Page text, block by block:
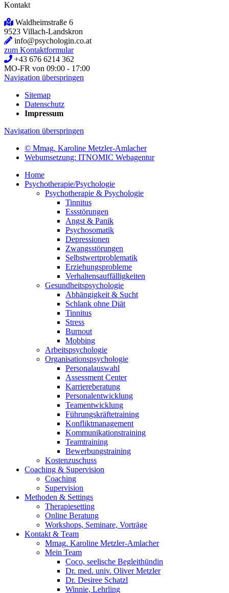
Kontakt
Waldheimstraße 6
9523 Villach-Landskron
info@psychologin.co.at
zum Kontaktformular
+43 676 6214 362
MO-FR von 09:00 - 17:00
Navigation überspringen
Sitemap
Datenschutz
Impressum
Navigation überspringen
© Mmag. Karoline Metzler-Amlacher
Webumsetzung: ITNOMIC Webagentur
Home
Psychotherapie/Psychologie
Psychotherapie & Psychologie
Tinnitus
Essstörungen
Angst & Panik
Psychosomatik
Depressionen
Zwangsstörungen
Selbstwertproblematik
Erziehungsprobleme
Verhaltensauffälligkeiten
Gesundheitspsychologie
Abhängigkeit & Sucht
Schlank ohne Diät
Tinnitus
Stress
Burnout
Mobbing
Arbeitspsychologie
Organisationspsychologie
Personalauswahl
Assessment Center
Karriereberatung
Personalentwicklung
Teamentwicklung
Führungskräftetraining
Konfliktmanagement
Kommunikationstraining
Teamtraining
Bewerbungstraining
Kostenzuschuss
Coaching & Supervision
Coaching
Supervision
Methoden & Settings
Therapiesetting
Online Beratung
Workshops, Seminare, Vorträge
Kontakt & Team
Mmag. Karoline Metzler-Amlacher
Mein Team
Coco, seelische Begleithündin
Dr. med. univ. Oliver Metzler
Dr. Desiree Schatzl
Winnie, Lehrling